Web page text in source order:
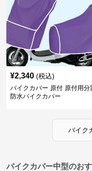
¥2,340 (税込)
バイクカバー 原付 原付用分
防水バイクカバー
バイク
バイクカバー中型のお